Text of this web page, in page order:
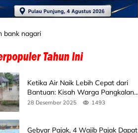
Ketika Air Naik Lebih Cepat dari
Bantuan: Kisah Warga Pangkalan
Koto Baru Bertahan di Tengah
28 Desember 2025 1493
Gebyar Pajak, 4 Wajib Pajak Dapat